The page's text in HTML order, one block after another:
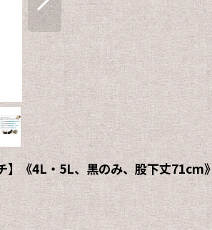
《4L・5L、黒のみ、股下丈71cm